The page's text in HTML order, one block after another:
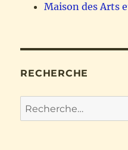
Maison des Arts
RECHERCHE
Recherche
pour :